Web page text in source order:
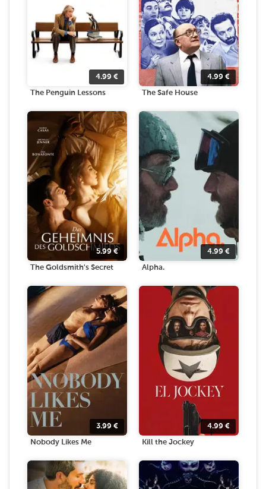
4.99 €
The Penguin Lessons
4.99 €
The Safe House
5.99€
The Goldsmith's Secret
4.99 €
Alpha.
3.99 €
Nobody Likes Me
4.99 €
Kill the Jockey